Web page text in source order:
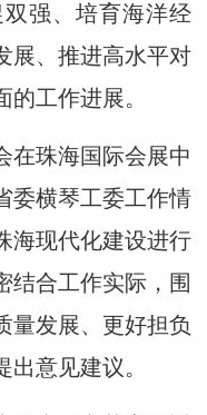
强、培育海洋经
展、推进高水平对
工作进展。
珠海国际会展中
委横琴工委工作情
海现代化建设进行
结合工作实际，围
量发展、更好担负
意见建议。